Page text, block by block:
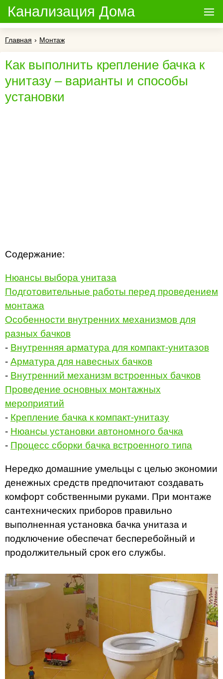
Канализация Дома
Главная › Монтаж
Как выполнить крепление бачка к
унитазу – варианты и способы
установки
Содержание:
Нюансы выбора унитаза
Подготовительные работы перед проведением
монтажа
Особенности внутренних механизмов для
разных бачков
- Внутренняя арматура для компакт-унитазов
- Арматура для навесных бачков
- Внутренний механизм встроенных бачков
Проведение основных монтажных
мероприятий
- Крепление бачка к компакт-унитазу
- Нюансы установки автономного бачка
- Процесс сборки бачка встроенного типа
Нередко домашние умельцы с целью экономии
денежных средств предпочитают создавать
комфорт собственными руками. При монтаже
сантехнических приборов правильно
выполненная установка бачка унитаза и
подключение обеспечат бесперебойный и
продолжительный срок его службы.